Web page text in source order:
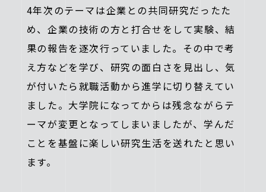
4年次のテーマは企業との共同研究だったた
め、企業の技術の方と打合せをして実験、結
果の報告を逐次行っていました。その中で考
え方などを学び、研究の面白さを見出し、気
が付いたら就職活動から進学に切り替えてい
ました。大学院になってからは残念ながらテ
ーマが変更となってしまいましたが、学んだ
ことを基盤に楽しい研究生活を送れたと思い
ます。